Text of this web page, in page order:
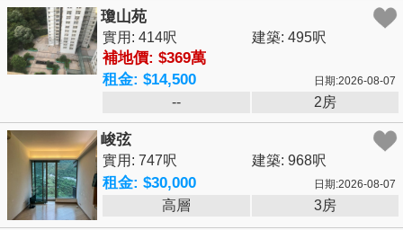
瓊山苑
實用: 414呎 建築: 495呎
補地價: $369萬
租金: $14,500
日期:2026-08-07
-- 2房
峻弦
實用: 747呎 建築: 968呎
租金: $30,000 日期:2026-08-07
高層 3房